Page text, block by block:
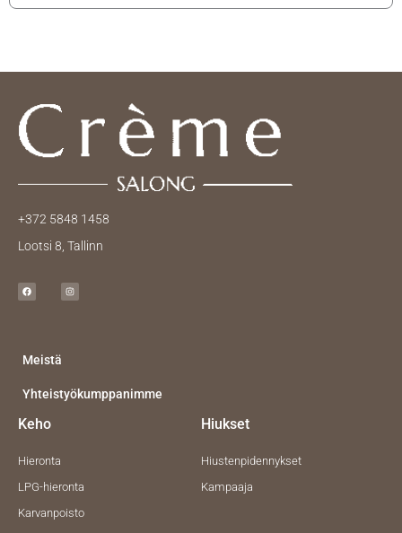
+372 5848 1458
Lootsi 8, Tallinn
c
e
b
s
t
a
Meistä
Yhteistyökumppanimme
Keho
Hieronta
LPG-hieronta
Karvanpoisto
Hiukset
Hiustenpidennykset
Kampaaja